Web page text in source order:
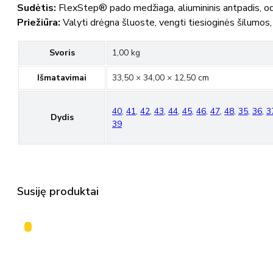
Sudėtis: FlexStep® pado medžiaga, aliumininis antpadis,
Priežiūra: Valyti drėgna šluoste, vengti tiesioginės
Svoris 1,00 kg
Išmatavimai 33,50 × 34,00 × 12,50 cm
Dydis
40, 41, 42, 43, 44, 45, 46, 47, 48, 35, 36,
39
Susiję produktai